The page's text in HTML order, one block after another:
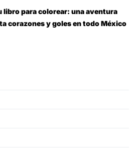
libro para colorear: una aventura
corazones y goles en todo México